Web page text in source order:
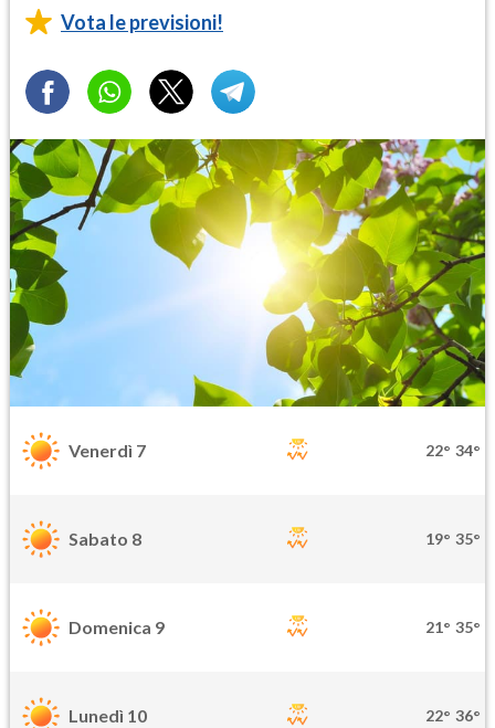
Vota le previsioni!
Venerdì 7 22° 34°
Sabato 8 19° 35°
Domenica 9 21° 35°
Lunedì 10 22° 36°